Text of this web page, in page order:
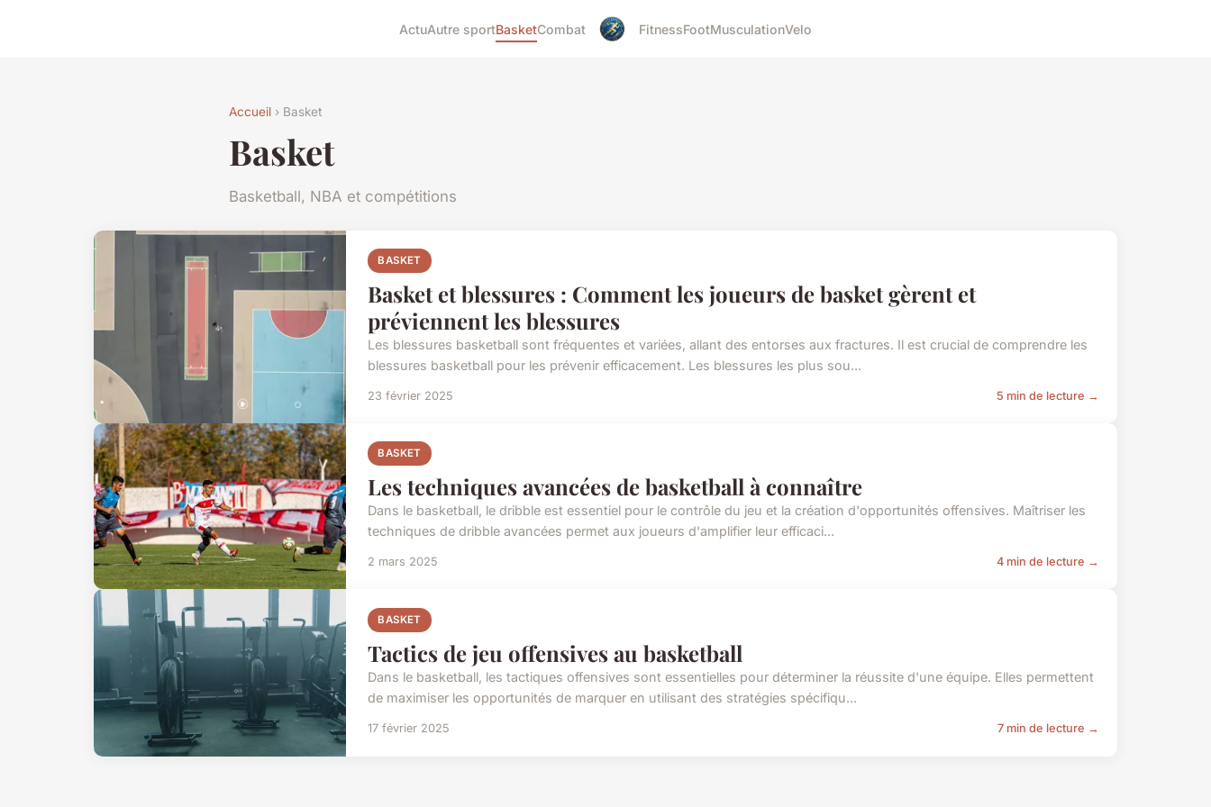
ActuAutre sportBasketCombat FitnessFootMusculationVelo
Accueil › Basket
Basket
Basketball, NBA et compétitions
BASKET
Basket et blessures : Comment les joueurs de basket gèrent et
préviennent les blessures
Les blessures basketball sont fréquentes et variées, allant des entorses aux fractures. Il est crucial de comprendre les
blessures basketball pour les prévenir efficacement. Les blessures les plus sou...
23 février 2025 5 min de lecture →
BASKET
Les techniques avancées de basketball à connaître
Dans le basketball, le dribble est essentiel pour le contrôle du jeu et la création d'opportunités offensives. Maîtriser les
techniques de dribble avancées permet aux joueurs d'amplifier leur efficaci...
2 mars 2025 4 min de lecture →
BASKET
Tactics de jeu offensives au basketball
Dans le basketball, les tactiques offensives sont essentielles pour déterminer la réussite d'une équipe. Elles permettent
de maximiser les opportunités de marquer en utilisant des stratégies spécifiqu...
17 février 2025 7 min de lecture →